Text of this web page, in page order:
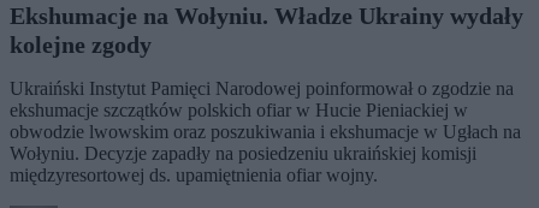
Ekshumacje na Wołyniu. Władze Ukrainy wydały
kolejne zgody
Ukraiński Instytut Pamięci Narodowej poinformował o zgodzie na
ekshumacje szczątków polskich ofiar w Hucie Pieniackiej w
obwodzie lwowskim oraz poszukiwania i ekshumacje w Ugłach na
Wołyniu. Decyzje zapadły na posiedzeniu ukraińskiej komisji
międzyresortowej ds. upamiętnienia ofiar wojny.